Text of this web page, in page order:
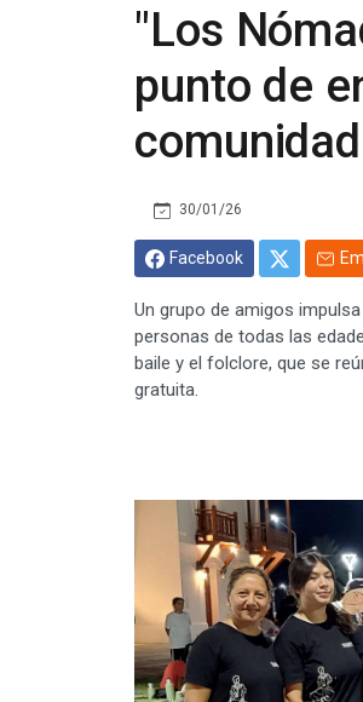
"Los
punto de
comunidad
30/01/26
Facebook
Un grupo de amigos
personas de todas las
baile y el folclore, que se
gratuita.